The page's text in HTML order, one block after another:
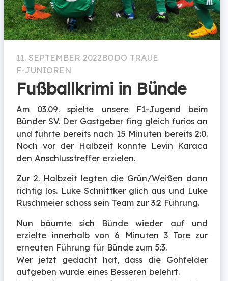
11. SEPTEMBER 2022BODO TRAUE
F-JUNIOREN
Fußballkrimi in Bünde
Am 03.09. spielte unsere F1-Jugend beim
Bünder SV. Der Gastgeber fing gleich furios an
und führte bereits nach 15 Minuten bereits 2:0.
Noch vor der Halbzeit konnte Levin Karaca
den Anschlusstreffer erzielen.
Zur 2. Halbzeit legten die Grün/Weißen dann
richtig los. Luke Schnittker glich aus und Luke
Ruschmeier schoss sein Team zur 3:2 Führung.
Nun bäumte sich Bünde wieder auf und
erzielte innerhalb von 6 Minuten 3 Tore zur
erneuten Führung für Bünde zum 5:3.
Wer jetzt gedacht hat, dass die Gohfelder
aufgeben wurde eines Besseren belehrt.